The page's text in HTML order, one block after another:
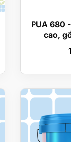
PUA 680
cao,